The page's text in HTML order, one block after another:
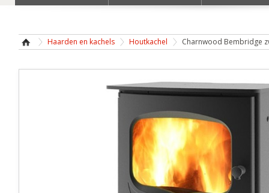
Haarden en kachels Houtkachel Charnwood Bembridge